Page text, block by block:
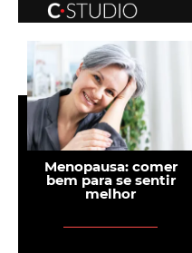
Menopausa: comer
bem para se sentir
melhor